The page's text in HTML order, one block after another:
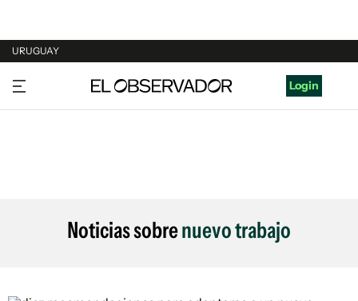
URUGUAY
URUGUAY
ARGENTINA
Login
Noticias sobrenuevo trabajo